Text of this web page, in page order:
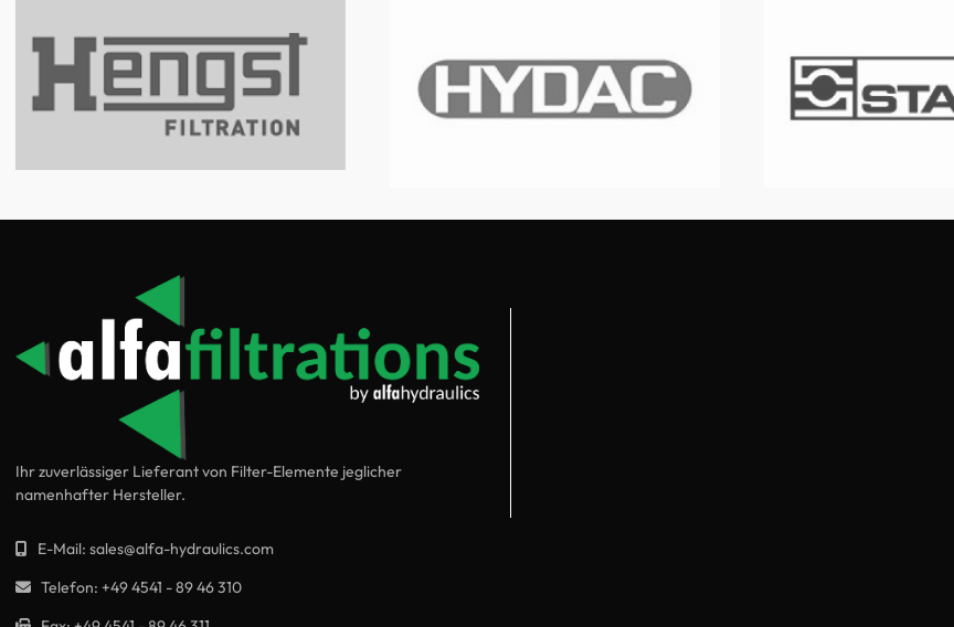
Ihr zuverlässiger Lieferant von Filter-Elemente jeglicher
namenhafter Hersteller.
E-Mail: sales@alfa-hydraulics.com
Telefon: +49 4541 - 89 46 310